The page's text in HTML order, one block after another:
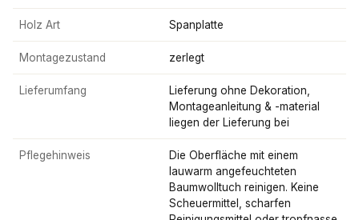
Holz Art Spanplatte
Montagezustand zerlegt
Lieferumfang
Lieferung ohne Dekoration,
Montageanleitung & -material
liegen der Lieferung bei
Pflegehinweis
Die Oberfläche mit einem
lauwarm angefeuchteten
Baumwolltuch reinigen. Keine
Scheuermittel, scharfen